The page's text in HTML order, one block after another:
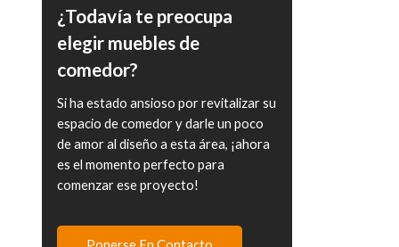
¿Todavía te preocupa
elegir muebles de
comedor?
Si ha estado ansioso por revitalizar su
espacio de comedor y darle un poco
de amor al diseño a esta área, ¡ahora
es el momento perfecto para
comenzar ese proyecto!